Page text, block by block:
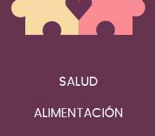
SALUD
ALIMENTACIÓN